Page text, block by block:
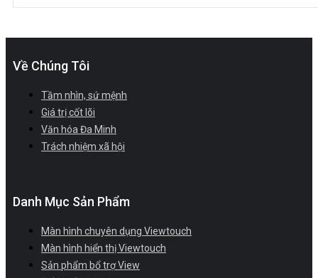
Về Chúng Tôi
Tầm nhìn, sứ mệnh
Giá trị cốt lõi
Văn hóa Đa Minh
Trách nhiệm xã hội
Danh Mục Sản Phẩm
Màn hình chuyên dụng Viewtouch
Màn hình hiển thị Viewtouch
Sản phẩm bổ trợ View